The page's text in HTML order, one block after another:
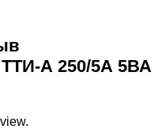
А 250/5А 5ВА